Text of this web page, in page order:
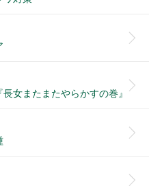
女またまたやらかすの巻』